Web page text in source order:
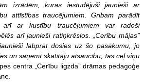
izrādēm, kuras iestudējuši jaunieši ar
attīstības traucējumiem. Gribam parādīt
arī ar kustību traucējumiem var radoši
arī jaunieši ratiņkrēslos. „Cerību mājas”
labprāt dosies uz šo pasākumu, jo
un saņemt skatītāju atsaucību, tas ceļ viņu
centra „Cerību ligzda” drāmas pedagoģe